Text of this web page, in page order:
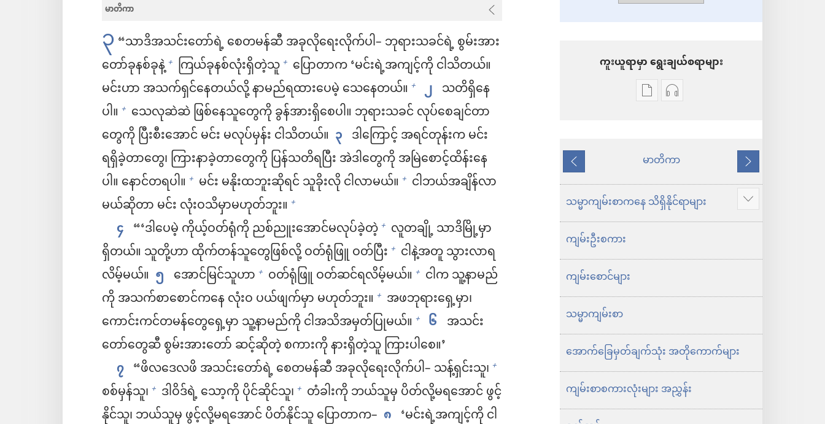
မာတိကာ
၃“သာဒိအသင်းတော်ရဲ့ စေတမန်ဆီ အခုလိုရေးလိုက်ပါ– ဘုရားသခင်ရဲ့ စွမ်းအား
တော်ခုနစ်ခုနဲ့+ ကြယ်ခုနစ်လုံးရှိတဲ့သူ+ ပြောတာက ‘မင်းရဲ့အကျင့်ကို ငါသိတယ်။
မင်းဟာ အသက်ရှင်နေတယ်လို့ နာမည်ရထားပေမဲ့ သေနေတယ်။ + ၂ သတိရှိနေ
ပါ။ + သေလုဆဲဆဲ ဖြစ်နေသူတွေကို ခွန်အားရှိစေပါ။ ဘုရားသခင် လုပ်စေချင်တာ
တွေကို ပြီးစီးအောင် မင်း မလုပ်မှန်း ငါသိတယ်။ ၃ ဒါကြောင့် အရင်တုန်းက မင်း
ရရှိခဲ့တာတွေ၊ ကြားနာခဲ့တာတွေကို ပြန်သတိရပြီး အဲဒါတွေကို အမြဲစောင့်ထိန်းနေ
ပါ။ နောင်တရပါ။ + မင်း မနိုးထဘူးဆိုရင် သူခိုးလို ငါလာမယ်။ + ငါဘယ်အချိန်လာ
မယ်ဆိုတာ မင်း လုံးဝသိမှာမဟုတ်ဘူး။ +
၄ “‘ဒါပေမဲ့ ကိုယ့်ဝတ်ရုံကို ညစ်ညူးအောင်မလုပ်ခဲ့တဲ့+ လူတချို့ သာဒိမြို့မှာ
ရှိတယ်။ သူတို့ဟာ ထိုက်တန်သူတွေဖြစ်လို့ ဝတ်ရုံဖြူ ဝတ်ပြီး + ငါနဲ့အတူ သွားလာရ
လိမ့်မယ်။ ၅ အောင်မြင်သူဟာ + ဝတ်ရုံဖြူ ဝတ်ဆင်ရလိမ့်မယ်။ + ငါက သူ့နာမည်
ကို အသက်စာစောင်ကနေ လုံးဝ ပယ်ဖျက်မှာ မဟုတ်ဘူး။ + အဖဘုရားရှေ့မှာ၊
ကောင်းကင်တမန်တွေရှေ့မှာ သူ့နာမည်ကို ငါအသိအမှတ်ပြုမယ်။ + ၆ အသင်း
တော်တွေဆီ စွမ်းအားတော် ဆင့်ဆိုတဲ့ စကားကို နားရှိတဲ့သူ ကြားပါစေ။’
၇ “ဖိလဒေလဖိ အသင်းတော်ရဲ့ စေတမန်ဆီ အခုလိုရေးလိုက်ပါ– သန့်ရှင်းသူ၊ +
စစ်မှန်သူ၊ + ဒါဝိဒ်ရဲ့ သော့ကို ပိုင်ဆိုင်သူ၊ + တံခါးကို ဘယ်သူမှ ပိတ်လို့မရအောင် ဖွင့်
နိုင်သူ၊ ဘယ်သူမှ ဖွင့်လို့မရအောင် ပိတ်နိုင်သူ ပြောတာက– ၈ ‘မင်းရဲ့အကျင့်ကို ငါ
ကူးယူရာမှာ ရွေးချယ်စရာများ
စာပေ
ရာ
ရွေးချယ်
စရာ
သမ္မာကျမ်း
ကမ္ဘာ
ဘာသာ
ပြန်
ကျမ်း
အသံ
ယူ
မှာ
ရွေးချယ်
များ
စာ
သစ်
ဘာသာ
ပြန်
ကျမ်း
နောက်သို့ မာတိကာ
ရှေ့
သို့
သမ္မာကျမ်းစာကနေ သိရှိနိုင်ရာများ
ပို
ပြ
ကျမ်းဦးစကား
ကျမ်းစောင်များ
သမ္မာကျမ်းစာ
အောက်ခြေမှတ်ချက်သုံး အတိုကောက်များ
ကျမ်းစာစကားလုံးများ အညွှန်း